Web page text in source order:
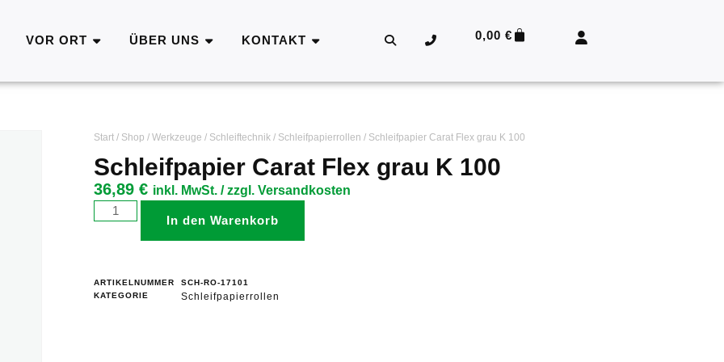
VOR ORT ÜBER UNS KONTAKT 0,00€
Start/ Shop / Werkzeuge / Schleiftechnik/ Schleifpapierrollen / Schleifpapier Carat Flex grau K 100
Schleifpapier Carat Flex grau K 100
36,89 € inkl. MwSt. / zzgl. Versandkosten
In den Warenkorb
ARTIKELNUMMER
SCH-RO-17101
KATEGORIE
Schleifpapierrollen